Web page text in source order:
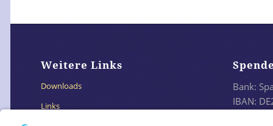
Weitere Links
Downloads
Links
Bank:
IBAN: